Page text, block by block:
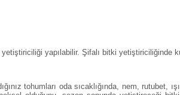
yapılabilir. Şifalı bitki yetiştiriciliğinde
tohumları oda sıcaklığında, nem, rutubet,